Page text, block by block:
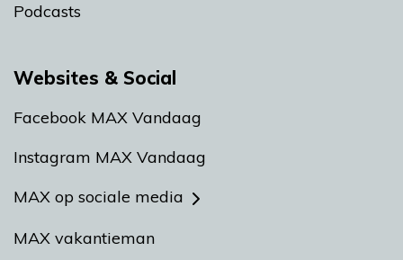
Podcasts
Websites & Social
Facebook MAX Vandaag
Instagram MAX Vandaag
MAX op sociale media
MAX vakantieman